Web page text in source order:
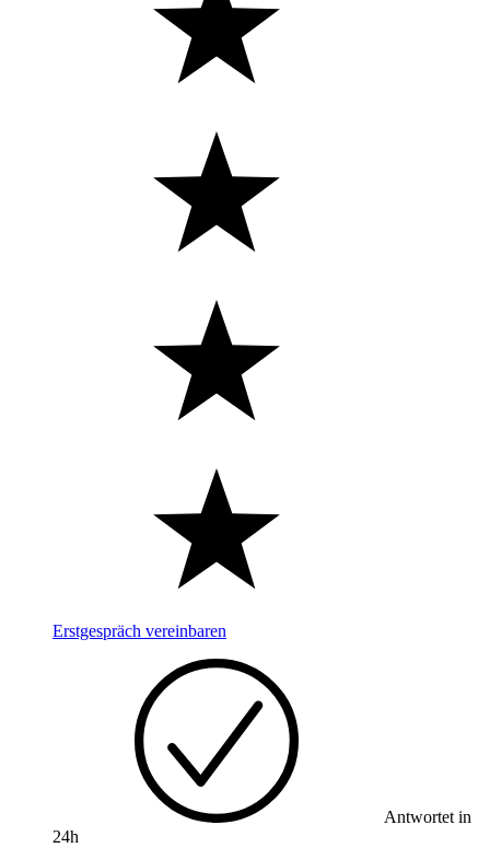
Erstgespräch vereinbaren
Antwortet in
24h